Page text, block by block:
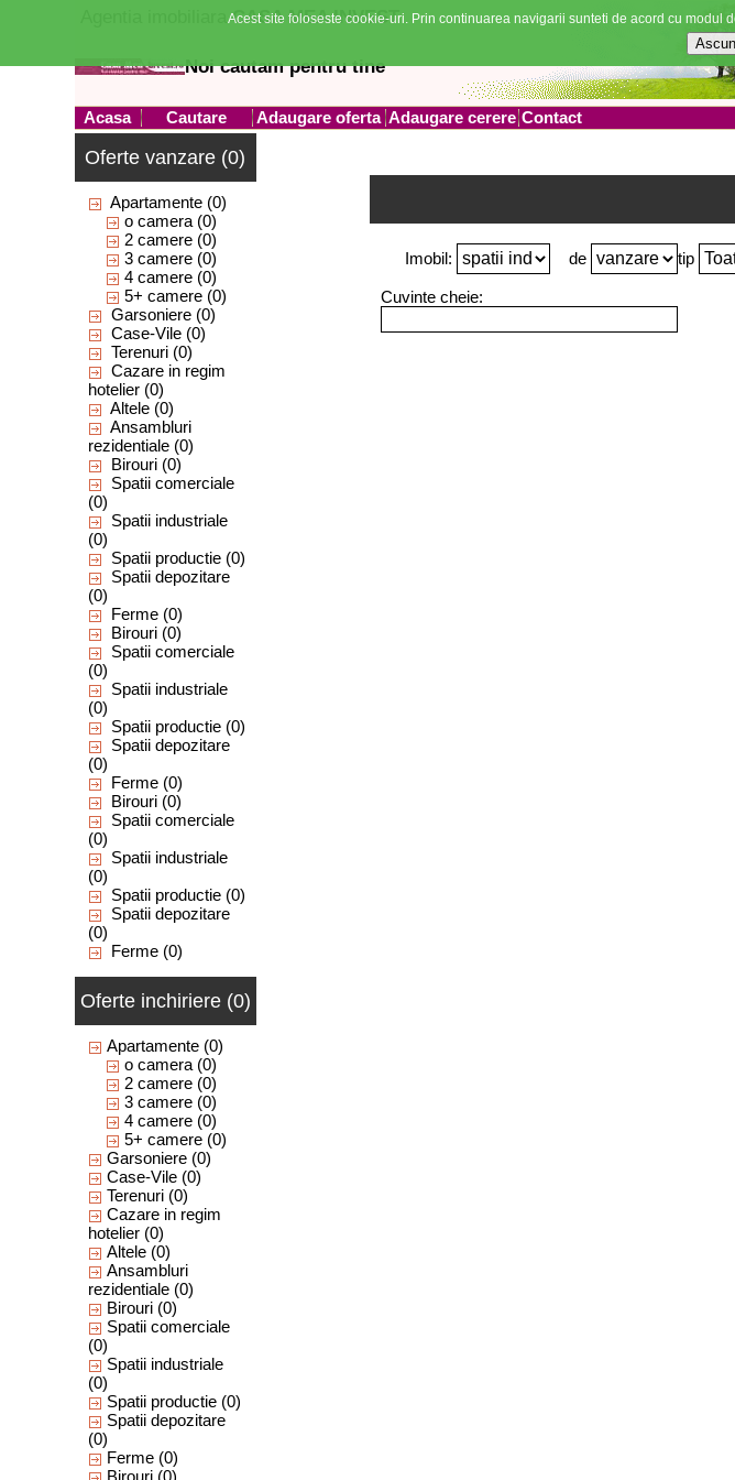
Agentia imobiliaraCASA MEA INVEST
Noi cautam pentru tine
Acasa Cautare Adaugare oferta Adaugare cerere Contact
Oferte vanzare (0)
Apartamente(0)
o camera(0)
2 camere(0)
3 camere(0)
4 camere(0)
5+ camere(0)
Garsoniere(0)
Case-Vile(0)
Terenuri(0)
Cazare in regim
hotelier(0)
Altele(0)
Ansambluri
rezidentiale(0)
Birouri(0)
Spatii comerciale
(0)
Spatii industriale
(0)
Spatii productie(0)
Spatii depozitare
(0)
Ferme(0)
Birouri(0)
Spatii comerciale
(0)
Spatii industriale
(0)
Spatii productie(0)
Spatii depozitare
(0)
Ferme(0)
Birouri(0)
Spatii comerciale
(0)
Spatii industriale
(0)
Spatii productie(0)
Spatii depozitare
(0)
Ferme(0)
Oferte inchiriere (0)
Apartamente(0)
o camera(0)
2 camere(0)
3 camere(0)
4 camere(0)
5+ camere(0)
Garsoniere(0)
Case-Vile(0)
Terenuri(0)
Cazare in regim
hotelier(0)
Altele(0)
Ansambluri
rezidentiale(0)
Birouri(0)
Spatii comerciale
(0)
Spatii industriale
(0)
Spatii productie(0)
Spatii depozitare
(0)
Ferme(0)
Birouri(0)
Imobil: de tip
Cuvinte cheie:
Acest site foloseste cookie-uri. Prin continuarea navigarii sunteti de acord cu